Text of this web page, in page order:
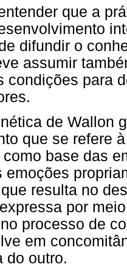
que a
difundir o
assumir
condições para
de Wallon
que se refere
base das
emoções
resulta no
por
processo de
em
do outro.